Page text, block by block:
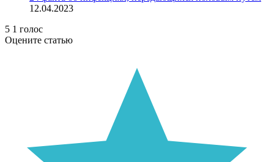
12.04.2023
5 1 голос
Оцените статью